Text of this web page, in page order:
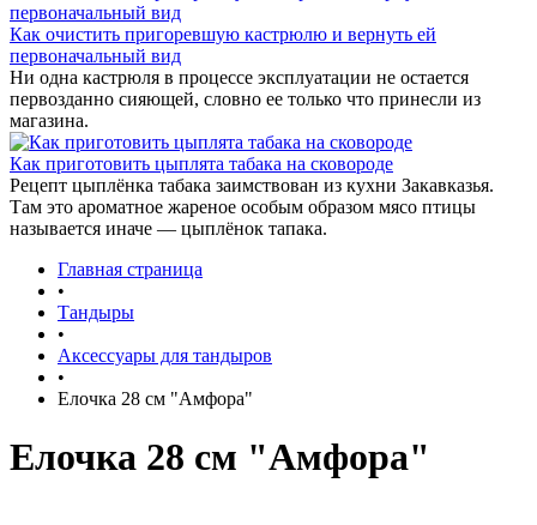
Как очистить пригоревшую кастрюлю и вернуть ей
первоначальный вид
Ни одна кастрюля в процессе эксплуатации не остается
первозданно сияющей, словно ее только что принесли из
магазина.
Как приготовить цыплята табака на сковороде
Рецепт цыплёнка табака заимствован из кухни Закавказья.
Там это ароматное жареное особым образом мясо птицы
называется иначе — цыплёнок тапака.
Главная страница
•
Тандыры
•
Аксессуары для тандыров
•
Елочка 28 см "Амфора"
Елочка 28 см "Амфора"